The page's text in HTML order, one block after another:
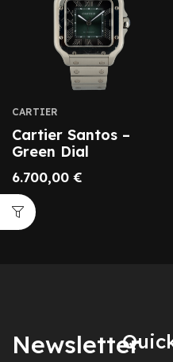
CARTIER
Cartier Santos –
Green Dial
6.700,00 €
Newsletter